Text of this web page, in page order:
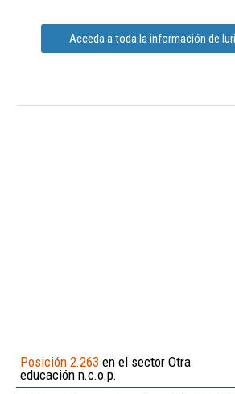
Acceda a toda la información de
Posición 2.263 en el sector Otra
educación n.c.o.p.